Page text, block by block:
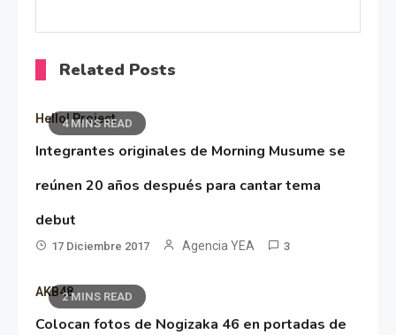
Related Posts
4 MINS READ
Hello! Project
Integrantes originales de Morning Musume se
reúnen 20 años después para cantar tema
debut
17 Diciembre 2017 Agencia YEA 3
2 MINS READ
AKB48
Colocan fotos de Nogizaka 46 en portadas de